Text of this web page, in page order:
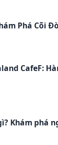
Phá Cõi
CafeF:
Khám phá